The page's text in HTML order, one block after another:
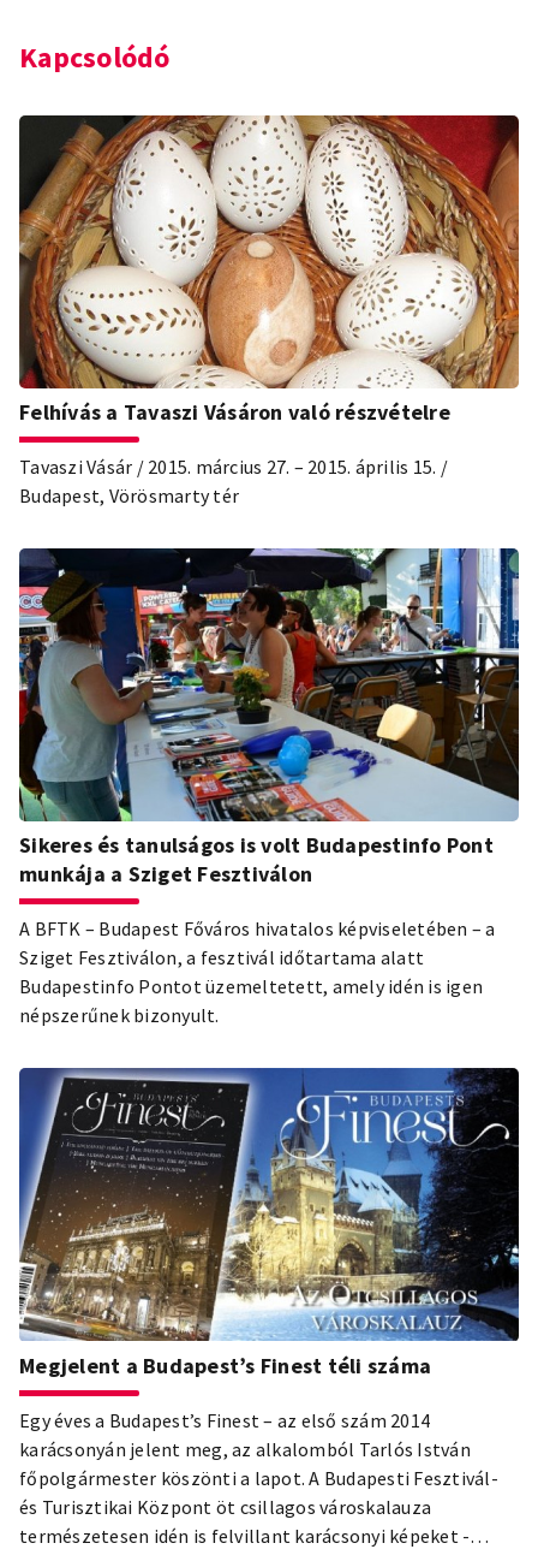
Kapcsolódó
Felhívás a Tavaszi Vásáron való részvételre
Tavaszi Vásár / 2015. március 27. – 2015. április 15. /
Budapest, Vörösmarty tér
Sikeres és tanulságos is volt Budapestinfo Pont
munkája a Sziget Fesztiválon
A BFTK – Budapest Főváros hivatalos képviseletében – a
Sziget Fesztiválon, a fesztivál időtartama alatt
Budapestinfo Pontot üzemeltetett, amely idén is igen
népszerűnek bizonyult.
Megjelent a Budapest’s Finest téli száma
Egy éves a Budapest’s Finest – az első szám 2014
karácsonyán jelent meg, az alkalomból Tarlós István
főpolgármester köszönti a lapot. A Budapesti Fesztivál-
és Turisztikai Központ öt csillagos városkalauza
természetesen idén is felvillant karácsonyi képeket -